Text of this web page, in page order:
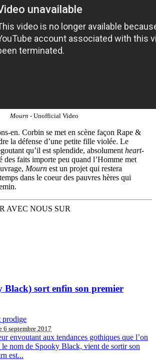
Mourn - Unofficial Video
en. Corbin se met en scène façon Rape &
la défense d’une petite fille violée. Le
qu’il est splendide, absolument heart-
des faits importe peu quand l’Homme met
Mourn est un projet qui restera
dans le coeur des pauvres hères qui
AVEC NOUS SUR
Black) sort enfin son premier
prodige
6 septembre 2017
envoutant aux tendances gothiques que l’on
le nom de Spooky Black, vient de sortir son
est...